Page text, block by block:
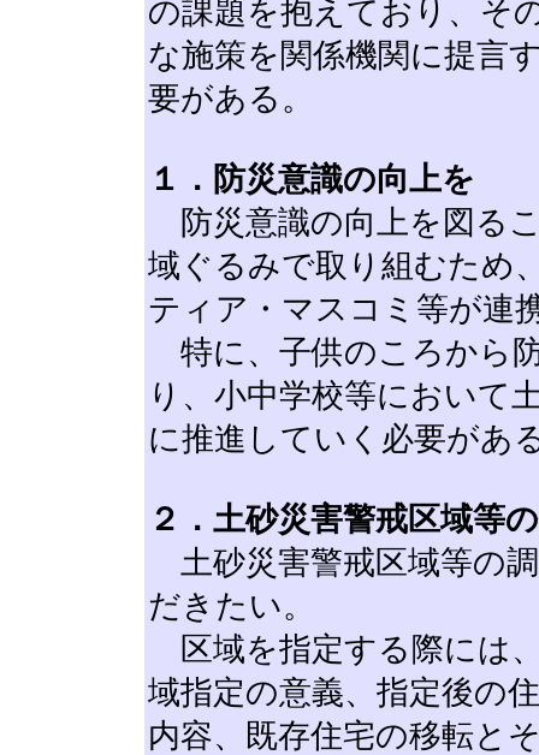
の課題を抱えており、そ
な施策を関係機関に提言
要がある。
１．防災意識の向上を
防災意識の向上を図る
域ぐるみで取り組むため
ティア・マスコミ等が連
特に、子供のころから
り、小中学校等において
に推進していく必要があ
２．土砂災害警戒区域等
土砂災害警戒区域等の
だきたい。
区域を指定する際には
域指定の意義、指定後の
内容、既存住宅の移転と